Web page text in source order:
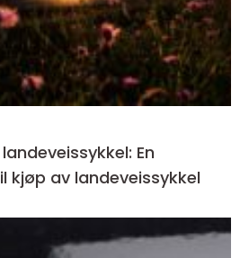
En
kjøp av landeveissykkel